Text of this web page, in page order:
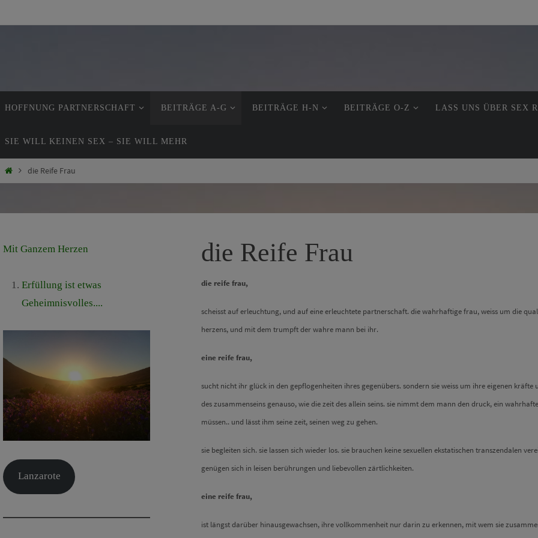
Inhalt
Inhalt
HOFFNUNG PARTNERSCHAFT BEITRÄGE A-G BEITRÄGE H-N BEITRÄGE O-Z LASS UNS ÜBER SEX
SIE WILL KEINEN SEX – SIE WILL MEHR
Startdie Reife Frau
die Reife Frau
die reife frau,
scheisst auf erleuchtung, und auf eine erleuchtete partnerschaft. die wahrhaftige frau, weiss um die
herzens, und mit dem trumpft der wahre mann bei ihr.
eine reife frau,
sucht nicht ihr glück in den gepflogenheiten ihres gegenübers. sondern sie weiss um ihre eigenen kräfte
des zusammenseins genauso, wie die zeit des allein seins. sie nimmt dem mann den druck, ein
müssen.. und lässt ihm seine zeit, seinen weg zu gehen.
sie begleiten sich. sie lassen sich wieder los. sie brauchen keine sexuellen ekstatischen transzendalen
genügen sich in leisen berührungen und liebevollen zärtlichkeiten.
eine reife frau,
ist längst darüber hinausgewachsen, ihre vollkommenheit nur darin zu erkennen, mit wem sie
Mit Ganzem Herzen
Erfüllung ist etwas
Geheimnisvolles....
Lanzarote